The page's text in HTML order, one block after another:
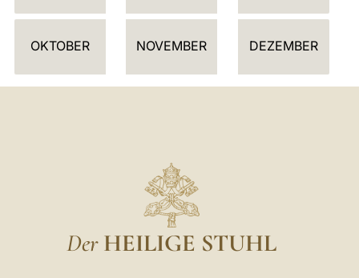
R
OKTOBER NOVEMBER DEZEMBER
Der HEILIGE STUHL